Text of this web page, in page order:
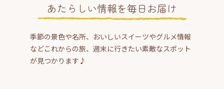
あたらしい情報を毎日お届け
季節の景色や名所、おいしいスイーツやグルメ情報
などこれからの旅、週末に行きたい素敵なスポット
が見つかります♪